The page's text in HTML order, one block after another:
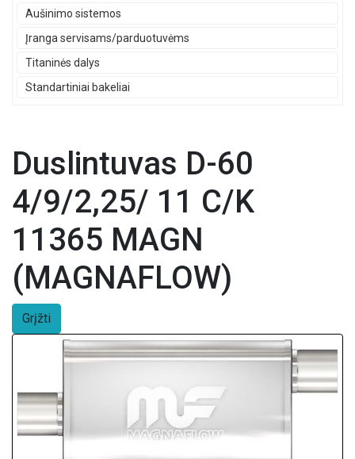
Aušinimo sistemos
Įranga servisams/parduotuvėms
Titaninės dalys
Standartiniai bakeliai
Duslintuvas D-60
4/9/2,25/ 11 C/K
11365 MAGN
(MAGNAFLOW)
Grįžti